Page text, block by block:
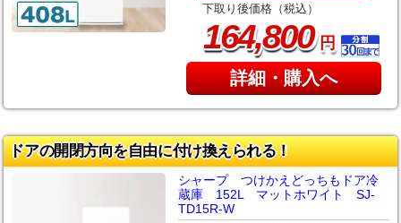
下取り後価格（税込）
164,800円
詳細・購入へ
ドアの開閉方向を自由に付け換えられる！
シャープ つけかえどっちもドア冷
蔵庫 152L マットホワイト SJ-
TD15R-W